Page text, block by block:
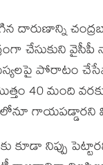
దారుణాన్ని
చేసుకుని
పోరాటం
40 మంది
గాయ‌ప‌డ్డార‌ని
నిప్పు పెట్టార‌ని